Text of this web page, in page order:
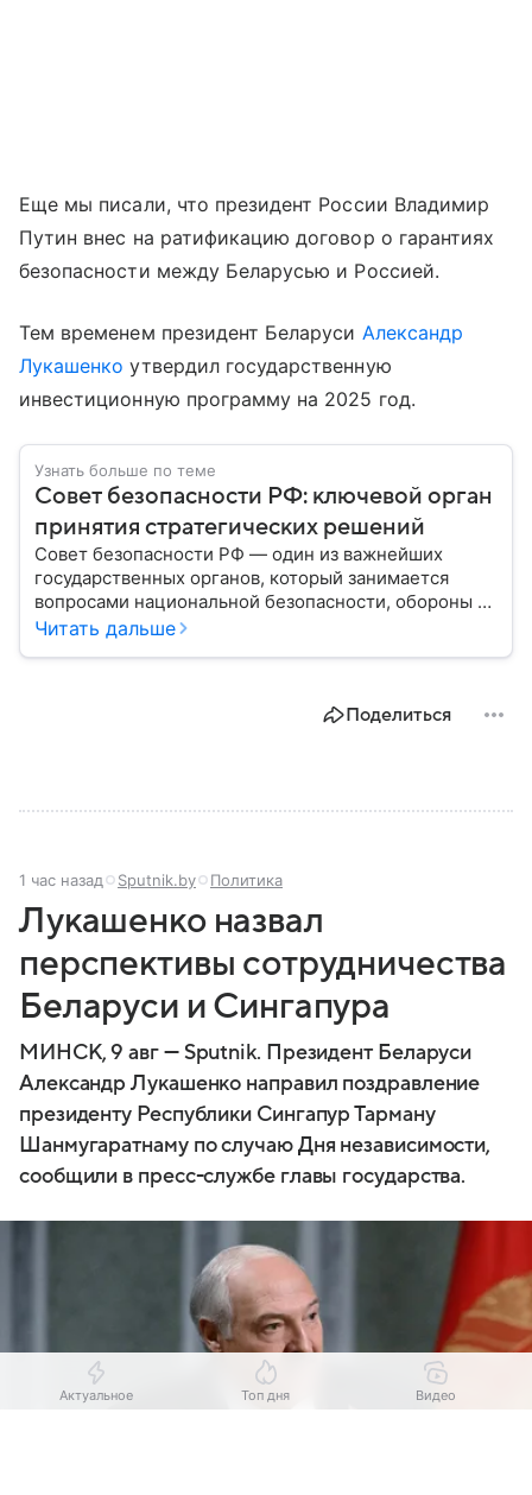
Еще мы писали, что президент России Владимир
Путин внес на ратификацию договор о гарантиях
безопасности между Беларусью и Россией.
Тем временем президент Беларуси Александр
Лукашенко утвердил государственную
инвестиционную программу на 2025 год.
Узнать больше по теме
Совет безопасности РФ: ключевой орган
принятия стратегических решений
Совет безопасности РФ — один из важнейших
государственных органов, который занимается
вопросами национальной безопасности, обороны и
стратегического планирования. В этом материале
Читать дальше
Поделиться
1 час назад Sputnik.by Политика
Лукашенко назвал
перспективы сотрудничества
Беларуси и Сингапура
МИНСК, 9 авг — Sputnik. Президент Беларуси
Александр Лукашенко направил поздравление
президенту Республики Сингапур Тарману
Шанмугаратнаму по случаю Дня независимости,
сообщили в пресс-службе главы государства.
Актуальное Топ дня Видео